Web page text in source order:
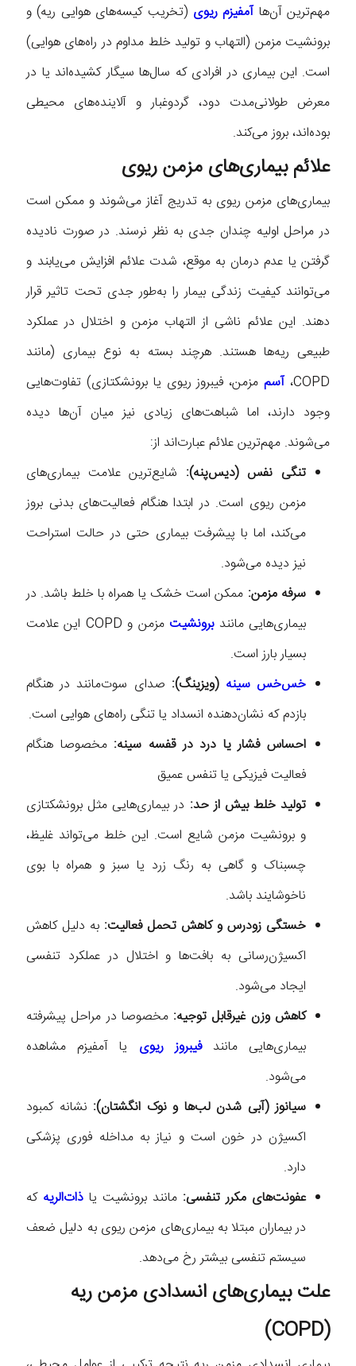
مهم‌ترین آن‌هاآمفیزم ریوی (تخریب کیسه‌های هوایی ریه) و
برونشیت مزمن (التهاب و تولید خلط مداوم در راه‌های هوایی)
است. این بیماری در افرادی که سال‌ها سیگار کشیده‌اند یا در
معرض طولانی‌مدت دود، گردوغبار و آلاینده‌های محیطی
بوده‌اند، بروز می‌کند.
علائم بیماری‌های مزمن ریوی
بیماری‌های مزمن ریوی به‌ تدریج آغاز می‌شوند و ممکن است
در مراحل اولیه چندان جدی به نظر نرسند. در صورت نادیده
گرفتن یا عدم درمان به‌ موقع، شدت علائم افزایش می‌یابند و
می‌توانند کیفیت زندگی بیمار را به‌طور جدی تحت تاثیر قرار
دهند. این علائم ناشی از التهاب مزمن و اختلال در عملکرد
طبیعی ریه‌ها هستند. هرچند بسته به نوع بیماری (مانند
COPD، آسممزمن، فیبروز ریوی یا برونشکتازی) تفاوت‌هایی
وجود دارند، اما شباهت‌های زیادی نیز میان آن‌ها دیده
می‌شوند. مهم‌ترین علائم عبارت‌اند از:
تنگی نفس (دیس‌پنه): شایع‌ترین علامت بیماری‌های
مزمن ریوی است. در ابتدا هنگام فعالیت‌های بدنی بروز
می‌کند، اما با پیشرفت بیماری حتی در حالت استراحت
نیز دیده می‌شود.
سرفه مزمن: ممکن است خشک یا همراه با خلط باشد. در
بیماری‌هایی مانندبرونشیت
مزمن و COPD این علامت
بسیار بارز است.
خس‌خس سینه (ویزینگ): صدای سوت‌مانند در هنگام
بازدم که نشان‌دهنده انسداد یا تنگی راه‌های هوایی است.
احساس فشار یا درد در قفسه سینه: مخصوصا هنگام
فعالیت فیزیکی یا تنفس عمیق
تولید خلط بیش‌ از حد: در بیماری‌هایی مثل برونشکتازی
و برونشیت مزمن شایع است. این خلط می‌تواند غلیظ،
چسبناک و گاهی به رنگ زرد یا سبز و همراه با بوی
ناخوشایند باشد.
خستگی زودرس و کاهش تحمل فعالیت: به دلیل کاهش
اکسیژن‌رسانی به بافت‌ها و اختلال در عملکرد تنفسی
ایجاد می‌شود.
کاهش وزن غیرقابل توجیه: مخصوصا در مراحل پیشرفته
بیماری‌هایی مانندفیبروز ریوی یا آمفیزم مشاهده
می‌شود.
سیانوز (آبی شدن لب‌ها و نوک انگشتان): نشانه کمبود
اکسیژن در خون است و نیاز به مداخله فوری پزشکی
دارد.
عفونت‌های مکرر تنفسی: مانند برونشیت یا ذات‌الریه که
در بیماران مبتلا به بیماری‌های مزمن ریوی به دلیل ضعف
سیستم تنفسی بیشتر رخ می‌دهد.
علت بیماری‌های انسدادی مزمن ریه
(COPD)